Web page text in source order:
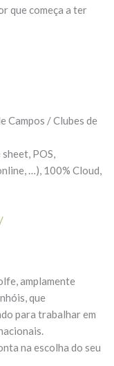
que começa a ter
Campos / Clubes de
POS,
…), 100% Cloud,
amplamente
que
para trabalhar em
na escolha do seu